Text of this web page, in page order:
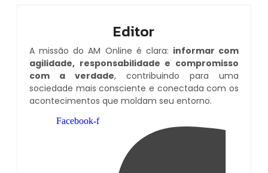
Editor
A missão do AM Online é clara: informar com
agilidade, responsabilidade e compromisso
com a verdade, contribuindo para uma
sociedade mais consciente e conectada com os
acontecimentos que moldam seu entorno.
Facebook-f